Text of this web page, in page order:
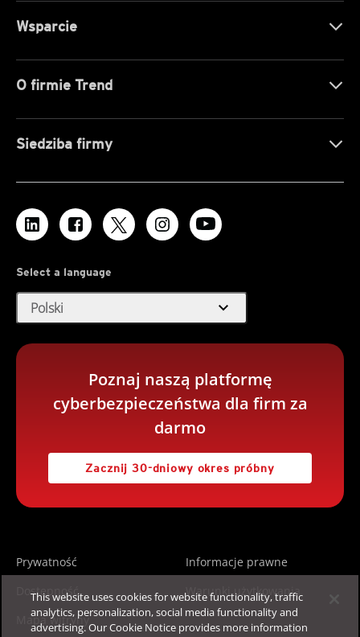
Wsparcie
O firmie Trend
Siedziba firmy
Select a language
Polski expand_more
Poznaj naszą platformę
cyberbezpieczeństwa dla firm za
darmo
Zacznij 30-dniowy okres próbny
Prywatność
Informacje prawne
Dostępność
Warunki użytkowania
Mapa witryny
This website uses cookies for website functionality, traffic
analytics, personalization, social media functionality and
advertising. Our Cookie Notice provides more information